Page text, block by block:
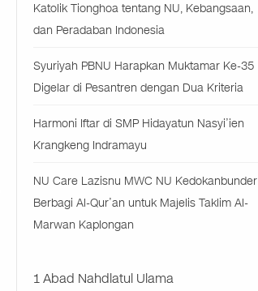
Katolik Tionghoa tentang NU, Kebangsaan,
dan Peradaban Indonesia
Syuriyah PBNU Harapkan Muktamar Ke-35
Digelar di Pesantren dengan Dua Kriteria
Harmoni Iftar di SMP Hidayatun Nasyi’ien
Krangkeng Indramayu
NU Care Lazisnu MWC NU Kedokanbunder
Berbagi Al-Qur’an untuk Majelis Taklim Al-
Marwan Kaplongan
1 Abad Nahdlatul Ulama